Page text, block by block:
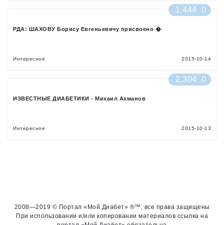
1,444 0
РДА: ШАХОВУ Борису Евгеньевичу присвоено �
Интересное 2015-10-14
2,304 0
ИЗВЕСТНЫЕ ДИАБЕТИКИ - Михаил Ахманов
Интересное 2015-10-13
2008—2019 © Портал «Мой Диабет» ®™, все права защищены
При использовании и/или копировании материалов ссылка на